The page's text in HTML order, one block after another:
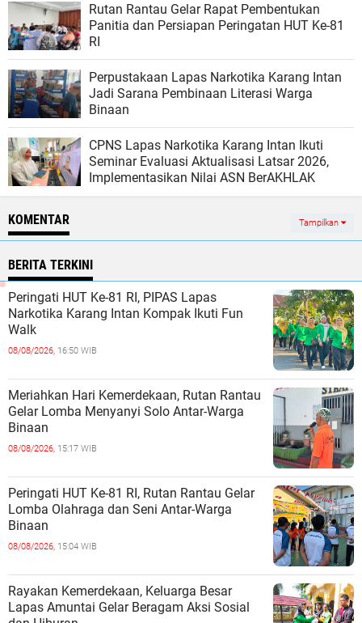
Rutan Rantau Gelar Rapat Pembentukan
Panitia dan Persiapan Peringatan HUT Ke-81
RI
Perpustakaan Lapas Narkotika Karang Intan
Jadi Sarana Pembinaan Literasi Warga
Binaan
CPNS Lapas Narkotika Karang Intan Ikuti
Seminar Evaluasi Aktualisasi Latsar 2026,
Implementasikan Nilai ASN BerAKHLAK
KOMENTAR Tampilkan
BERITA TERKINI
Peringati HUT Ke-81 RI, PIPAS Lapas
Narkotika Karang Intan Kompak Ikuti Fun
Walk
08/08/2026, 16:50 WIB
Meriahkan Hari Kemerdekaan, Rutan Rantau
Gelar Lomba Menyanyi Solo Antar-Warga
Binaan
08/08/2026, 15:17 WIB
Peringati HUT Ke-81 RI, Rutan Rantau Gelar
Lomba Olahraga dan Seni Antar-Warga
Binaan
08/08/2026, 15:04 WIB
Rayakan Kemerdekaan, Keluarga Besar
Lapas Amuntai Gelar Beragam Aksi Sosial